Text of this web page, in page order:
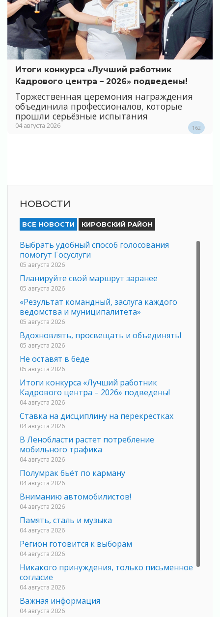
Итоги конкурса «Лучший работник
Кадрового центра – 2026» подведены!
Торжественная церемония награждения
объединила профессионалов, которые
прошли серьёзные испытания
04 августа 2026 162
НОВОСТИ
ВСЕ НОВОСТИ КИРОВСКИЙ РАЙОН
Выбрать удобный способ голосования
помогут Госуслуги
05 августа 2026
Планируйте свой маршрут заранее
05 августа 2026
«Результат командный, заслуга каждого
ведомства и муниципалитета»
05 августа 2026
Вдохновлять, просвещать и объединять!
05 августа 2026
Не оставят в беде
05 августа 2026
Итоги конкурса «Лучший работник
Кадрового центра – 2026» подведены!
04 августа 2026
Ставка на дисциплину на перекрестках
04 августа 2026
В Ленобласти растет потребление
мобильного трафика
04 августа 2026
Полумрак бьёт по карману
04 августа 2026
Вниманию автомобилистов!
04 августа 2026
Память, сталь и музыка
04 августа 2026
Регион готовится к выборам
04 августа 2026
Никакого принуждения, только письменное
согласие
04 августа 2026
Важная информация
04 августа 2026